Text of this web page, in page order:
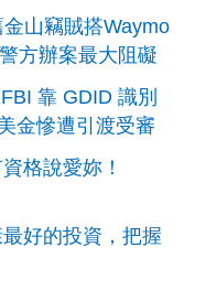
山竊賊搭Waymo
方辦案最大阻礙
靠 GDID 識別
金慘遭引渡受審
格說愛妳！
好的投資，把握